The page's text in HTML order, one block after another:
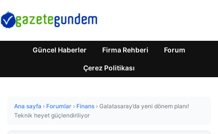
Güncel Haberler Firma Rehberi Forum
Çerez Politikası
Ana sayfa › Forumlar › Finans › Galatasaray’da yeni dönem planı!
Teknik heyet güçlendiriliyor